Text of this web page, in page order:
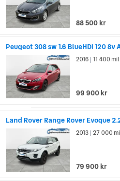
88 500 kr
2016 11 400 mil
99 900 kr
2013 27 000
79 900 kr